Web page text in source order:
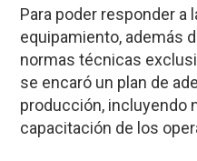
Para poder responder a
equipamiento, además
normas técnicas
se encaró un plan de
producción, incluyendo
capacitación de los